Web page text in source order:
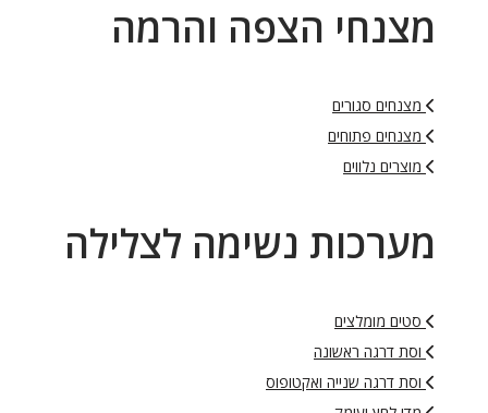
מצנחי הצפה והרמה
מצנחים סגורים
מצנחים פתוחים
מוצרים נלווים
מערכות נשימה לצלילה
סטים מומלצים
וסת דרגה ראשונה
וסת דרגה שנייה ואקטופוס